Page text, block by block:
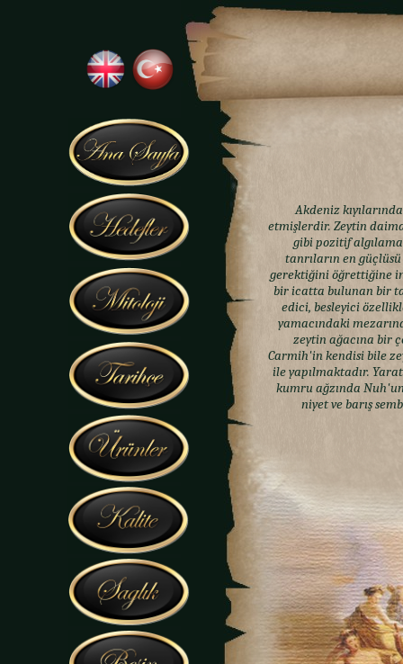
Akdeniz
etmişlerdir. Zeytin
gibi pozitif
tanrıların en
gerektiğini öğrettiğine
bir icatta bulunan bir
edici, besleyici
yamacındaki
zeytin ağacına bir
Carmih'in kendisi bile
ile yapılmaktadır.
kumru ağzında
niyet ve barış